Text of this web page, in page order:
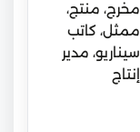
مخرج، منتج،
ممثل، كاتب
سيناريو، مدير
إنتاج